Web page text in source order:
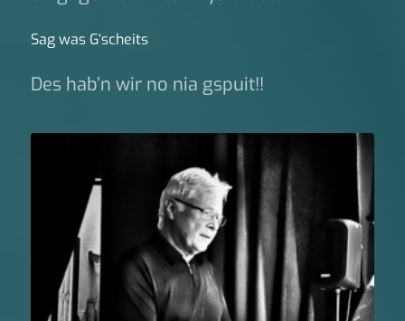
Sag was G‘scheits
Des hab’n wir no nia gspuit!!